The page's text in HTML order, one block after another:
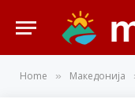
Home » Македонија